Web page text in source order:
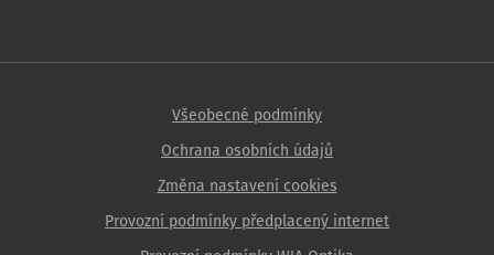
Všeobecné podmínky
Ochrana osobních údajů
Změna nastavení cookies
Provozní podmínky předplacený internet